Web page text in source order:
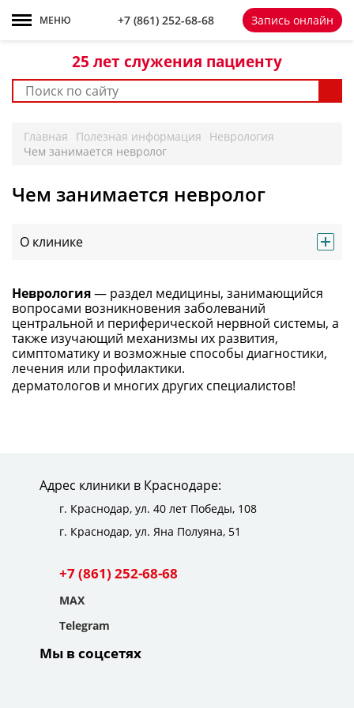
+7 861 252-68-68
25 лет служения пациенту
МЕНЮ +7 (861) 252-68-68 Запись онлайн
Главная Полезная информация
Неврология
Чем занимается невролог
Чем занимается невролог
О клинике
Неврология— раздел медицины, занимающийся
вопросами возникновения заболеваний
центральной и периферической нервной системы, а
также изучающий механизмы их развития,
симптоматику и возможные способы диагностики,
лечения или профилактики.
дерматологов и многих других специалистов!
Адрес клиники в Краснодаре:
г. Краснодар, ул. 40 лет Победы, 108
г. Краснодар, ул. Яна Полуяна, 51
+7 (861) 252-68-68
MAX
Telegram
Мы в соцсетях